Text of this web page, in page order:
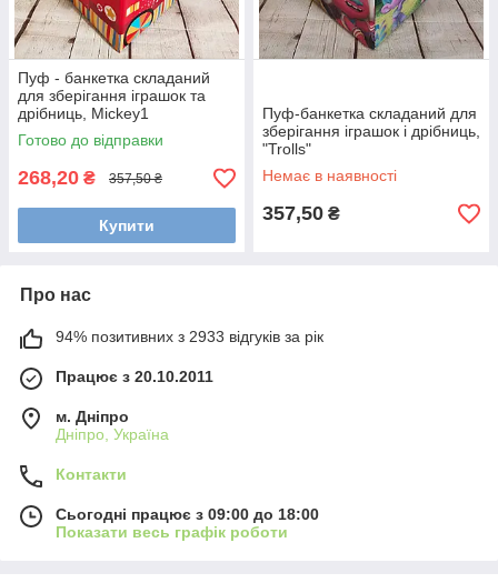
Пуф - банкетка складаний
для зберігання іграшок та
дрібниць, Mickey1
Готово до відправки
268,20 ₴ 357,50 ₴
Купити
Пуф-банкетка складаний для
зберігання іграшок і дрібниць,
"Trolls"
Немає в наявності
357,50 ₴
Про нас
94% позитивних з 2933 відгуків за рік
Працює з 20.10.2011
м. Дніпро
Дніпро, Україна
Контакти
Сьогодні працює з 09:00 до 18:00
Показати весь графік роботи